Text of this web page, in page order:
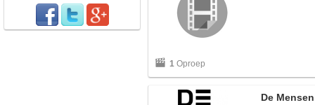
1 Oproep
De